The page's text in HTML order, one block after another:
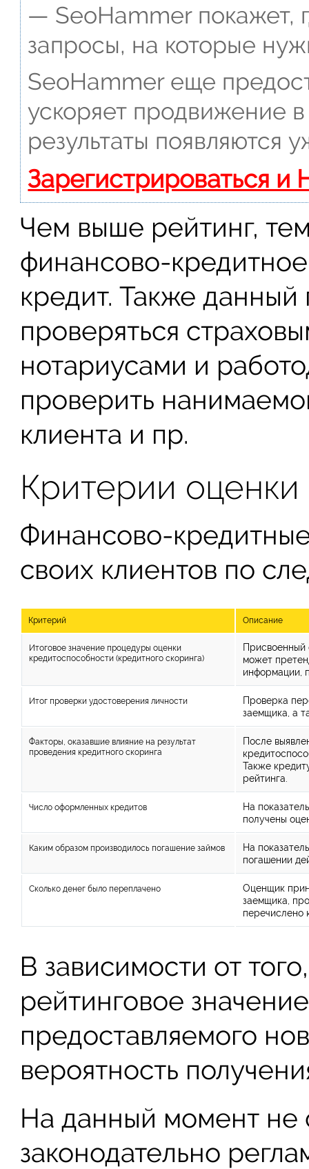
— SeoHammer покажет,
запросы, на которые
SeoHammer еще
ускоряет продвижение
результаты появляются
Зарегистрироваться и
Чем выше рейтинг,
финансово-
кредит. Также данный
проверяться
нотариусами и
проверить
клиента и пр.
Критерии оценки
Финансово-
своих клиентов по
Критерий Описание
Итоговое значение процедуры оценки
кредитоспособности (кредитного скоринга)
Присвоенный
может
информации,
Итог проверки удостоверения личности
Проверка
заемщика, а
Факторы, оказавшие влияние на результат
проведения кредитного скоринга
После
Также
рейтинга.
Число оформленных кредитов
На
получены
Каким образом производилось погашение займов
На
погашении
Сколько денег было переплачено
Оценщик
заемщика,
перечислено
В зависимости от
рейтинговое
предоставляемого
вероятность
На данный момент не
законодательно